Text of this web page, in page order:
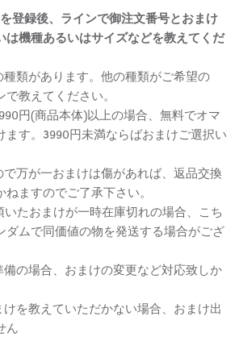
登録後、ラインで御注文番号とおまけ
は機種あるいはサイズなどを教えてくだ
種類があります。他の種類がご希望の
教えてください。
円(商品本体)以上の場合、無料でオマ
ます。3990円未満ならばおまけご選択い
万が一おまけは傷があれば、返品交換
ますのでご了承下さい。
たおまけが一時在庫切れの場合、こち
ダムで同価値の物を発送する場合がござ
備の場合、おまけの変更など対応致しか
を教えていただかない場合、おまけ出
ん